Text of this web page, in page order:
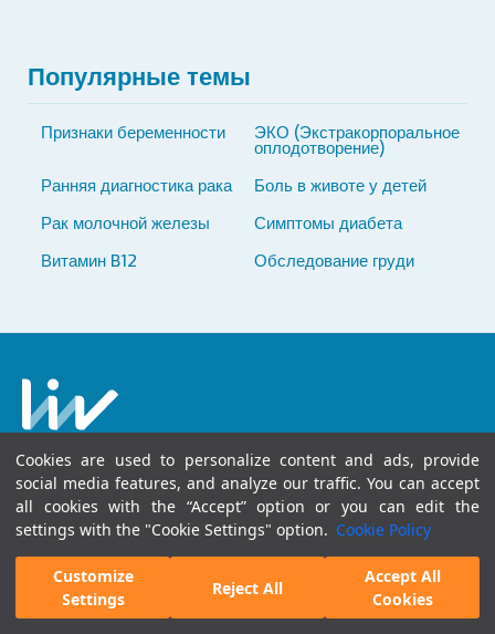
Cookies are used to personalize content and ads, provide
social media features, and analyze our traffic. You can accept
all cookies with the “Accept” option or you can edit the
settings with the "Cookie Settings" option. Cookie Policy
Customize
Settings
Reject All
Accept All
Cookies
Популярные темы
Признаки беременности ЭКО (Экстракорпоральное
оплодотворение)
Ранняя диагностика рака
Боль в животе у детей
Рак молочной железы
Симптомы диабета
Витамин B12
Обследование груди
Высококачественные медицинские услуги с
участием опытных врачей и современных
медицинских технологий